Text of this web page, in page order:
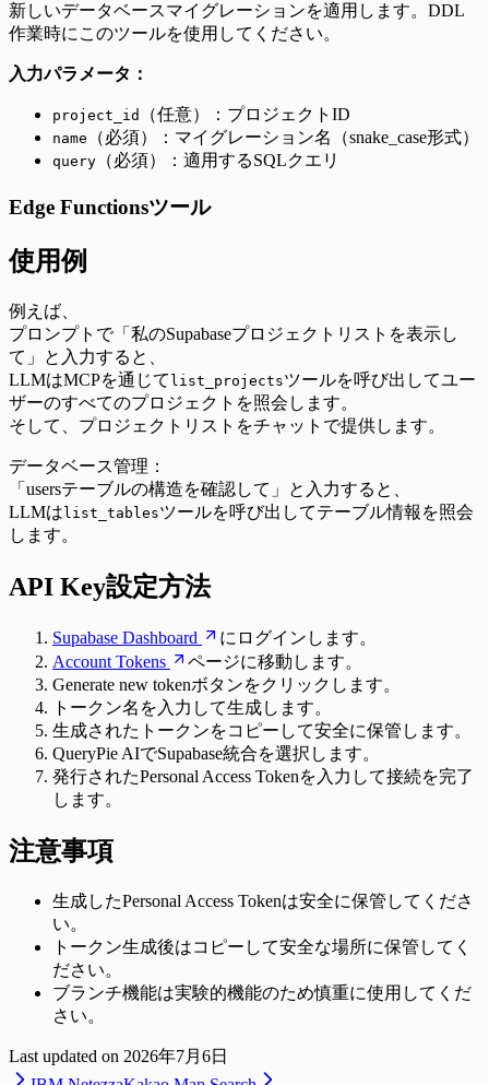
新しいデータベースマイグレーションを適用します。DDL
作業時にこのツールを使用してください。
入力パラメータ：
project_id （任意）：プロジェクトID
name （必須）：マイグレーション名（snake_case形式）
query （必須）：適用するSQLクエリ
Edge Functionsツール
使用例
例えば、
プロンプトで「私のSupabaseプロジェクトリストを表示し
て」と入力すると、
LLMはMCPを通じて list_projectsツールを呼び出してユー
ザーのすべてのプロジェクトを照会します。
そして、プロジェクトリストをチャットで提供します。
データベース管理：
「usersテーブルの構造を確認して」と入力すると、
LLMは list_tablesツールを呼び出してテーブル情報を照会
します。
API Key設定方法
Supabase Dashboard
にログインします。
Account Tokens
ページに移動します。
Generate new tokenボタンをクリックします。
トークン名を入力して生成します。
生成されたトークンをコピーして安全に保管します。
QueryPie AIでSupabase統合を選択します。
発行されたPersonal Access Tokenを入力して接続を完了
します。
注意事項
生成したPersonal Access Tokenは安全に保管してくださ
い。
トークン生成後はコピーして安全な場所に保管してく
ださい。
ブランチ機能は実験的機能のため慎重に使用してくだ
さい。
Last updated on 2026年7月6日